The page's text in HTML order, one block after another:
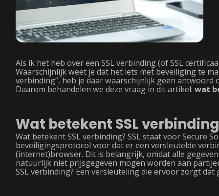
Als ik het heb over een SSL verbinding (of SSL
Waarschijnlijk weet je dat het iets met beveiliging te
verbinding”, heb je daar waarschijnlijk geen antwoord
Daarom behandelen we deze vraag in dit artikel: wat
Wat betekent SSL
Wat betekent SSL verbinding? SSL staat voor Secure
beveiligingsprotocol voor dat er een versleutelde
(internet)browser. Dit is belangrijk, omdat alle
natuurlijk niet prijsgegeven mogen worden aan
SSL verbinding? Een versleuteling die ervoor zorgt dat